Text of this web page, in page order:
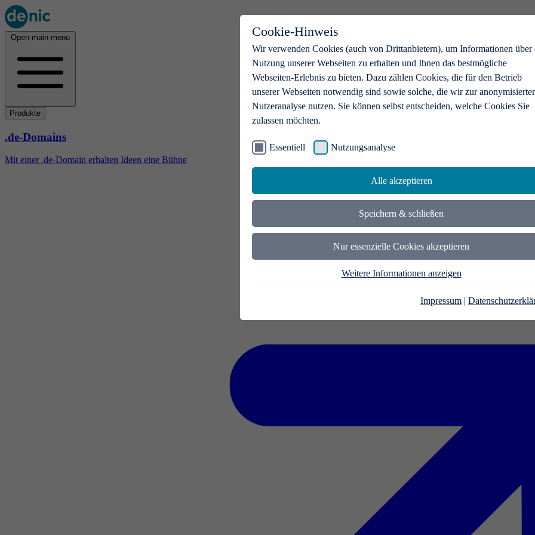
Cookie-Hinweis
Wir verwenden Cookies (auch von Drittanbietern), um Informationen über
Nutzung unserer Webseiten zu erhalten und Ihnen das bestmögliche
Webseiten-Erlebnis zu bieten. Dazu zählen Cookies, die für den Betrieb
unserer Webseiten notwendig sind sowie solche, die wir zur
Nutzeranalyse nutzen. Sie können selbst entscheiden, welche Cookies Sie
zulassen möchten.
Essentiell Nutzungsanalyse
Alle akzeptieren
Speichern & schließen
Nur essenzielle Cookies akzeptieren
Weitere Informationen anzeigen
Impressum |
Open main menu
Produkte
.de-Domains
Mit einer .de-Domain erhalten Ideen eine Bühne